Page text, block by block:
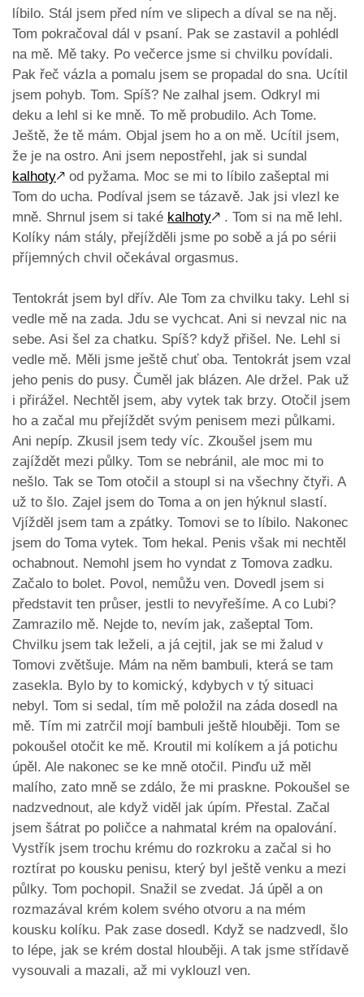
líbilo. Stál jsem před ním ve slipech a díval se na něj.
Tom pokračoval dál v psaní. Pak se zastavil a pohlédl
na mě. Mě taky. Po večerce jsme si chvilku povídali.
Pak řeč vázla a pomalu jsem se propadal do sna. Ucítil
jsem pohyb. Tom. Spíš? Ne zalhal jsem. Odkryl mi
deku a lehl si ke mně. To mě probudilo. Ach Tome.
Ještě, že tě mám. Objal jsem ho a on mě. Ucítil jsem,
že je na ostro. Ani jsem nepostřehl, jak si sundal
kalhoty🡕 od pyžama. Moc se mi to líbilo zašeptal mi
Tom do ucha. Podíval jsem se tázavě. Jak jsi vlezl ke
mně. Shrnul jsem si také kalhoty🡕 . Tom si na mě lehl.
Kolíky nám stály, přejížděli jsme po sobě a já po sérii
příjemných chvil očekával orgasmus.
Tentokrát jsem byl dřív. Ale Tom za chvilku taky. Lehl si
vedle mě na zada. Jdu se vychcat. Ani si nevzal nic na
sebe. Asi šel za chatku. Spíš? když přišel. Ne. Lehl si
vedle mě. Měli jsme ještě chuť oba. Tentokrát jsem vzal
jeho penis do pusy. Čuměl jak blázen. Ale držel. Pak už
i přirážel. Nechtěl jsem, aby vytek tak brzy. Otočil jsem
ho a začal mu přejíždět svým penisem mezi půlkami.
Ani nepíp. Zkusil jsem tedy víc. Zkoušel jsem mu
zajíždět mezi půlky. Tom se nebránil, ale moc mi to
nešlo. Tak se Tom otočil a stoupl si na všechny čtyři. A
už to šlo. Zajel jsem do Toma a on jen hýknul slastí.
Vjížděl jsem tam a zpátky. Tomovi se to líbilo. Nakonec
jsem do Toma vytek. Tom hekal. Penis však mi nechtěl
ochabnout. Nemohl jsem ho vyndat z Tomova zadku.
Začalo to bolet. Povol, nemůžu ven. Dovedl jsem si
představit ten průser, jestli to nevyřešíme. A co Lubi?
Zamrazilo mě. Nejde to, nevím jak, zašeptal Tom.
Chvilku jsem tak leželi, a já cejtil, jak se mi žalud v
Tomovi zvětšuje. Mám na něm bambuli, která se tam
zasekla. Bylo by to komický, kdybych v tý situaci
nebyl. Tom si sedal, tím mě položil na záda dosedl na
mě. Tím mi zatrčil mojí bambuli ještě hlouběji. Tom se
pokoušel otočit ke mě. Kroutil mi kolíkem a já potichu
úpěl. Ale nakonec se ke mně otočil. Pinďu už měl
malího, zato mně se zdálo, že mi praskne. Pokoušel se
nadzvednout, ale když viděl jak úpím. Přestal. Začal
jsem šátrat po poličce a nahmatal krém na opalování.
Vystřík jsem trochu krému do rozkroku a začal si ho
roztírat po kousku penisu, který byl ještě venku a mezi
půlky. Tom pochopil. Snažil se zvedat. Já úpěl a on
rozmazával krém kolem svého otvoru a na mém
kousku kolíku. Pak zase dosedl. Když se nadzvedl, šlo
to lépe, jak se krém dostal hlouběji. A tak jsme střídavě
vysouvali a mazali, až mi vyklouzl ven.